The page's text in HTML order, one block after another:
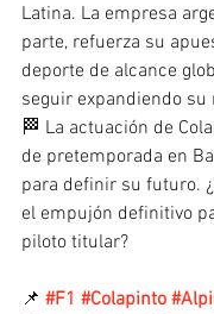
Latina. La empresa
parte, refuerza su
deporte de alcance
seguir expandiendo su
🏁 La actuación de
de pretemporada en
para definir su futuro.
el empujón definitivo
piloto titular?
📌 #F1 #Colapinto